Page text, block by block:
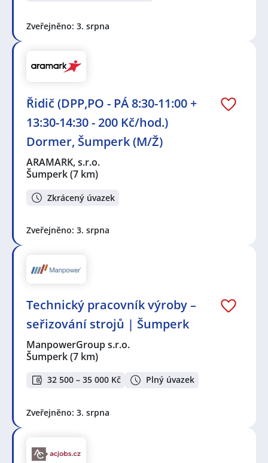
Zveřejněno: 3. srpna
Řidič (DPP,PO - PÁ 8:30-11:00 +
13:30-14:30 - 200 Kč/hod.)
Dormer, Šumperk (M/Ž)
ARAMARK, s.r.o.
Šumperk(7 km)
Zkrácený úvazek
Zveřejněno: 3. srpna
Technický pracovník výroby –
seřizování strojů | Šumperk
ManpowerGroup s.r.o.
Šumperk(7 km)
32 500 – 35 000 Kč Plný úvazek
Zveřejněno: 3. srpna